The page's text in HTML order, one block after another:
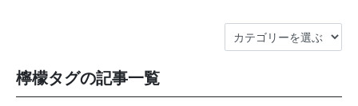
檸檬タグの記事一覧